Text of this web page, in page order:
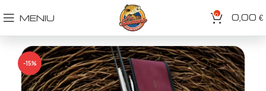
MENIU 0 0,00 €
-15%